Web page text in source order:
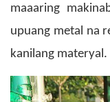
maaaring
upuang metal na
kanilang materyal.